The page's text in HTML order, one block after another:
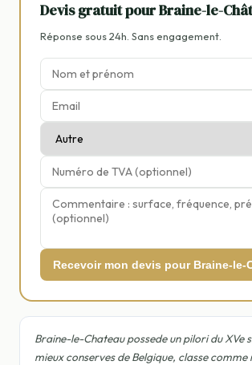
Devis gratuit pour Braine-le-
Réponse sous 24h. Sans engagement.
Recevoir mon devis pour Braine-le-
Braine-le-Chateau possede un pilori du XVe
mieux conserves de Belgique, classe comme